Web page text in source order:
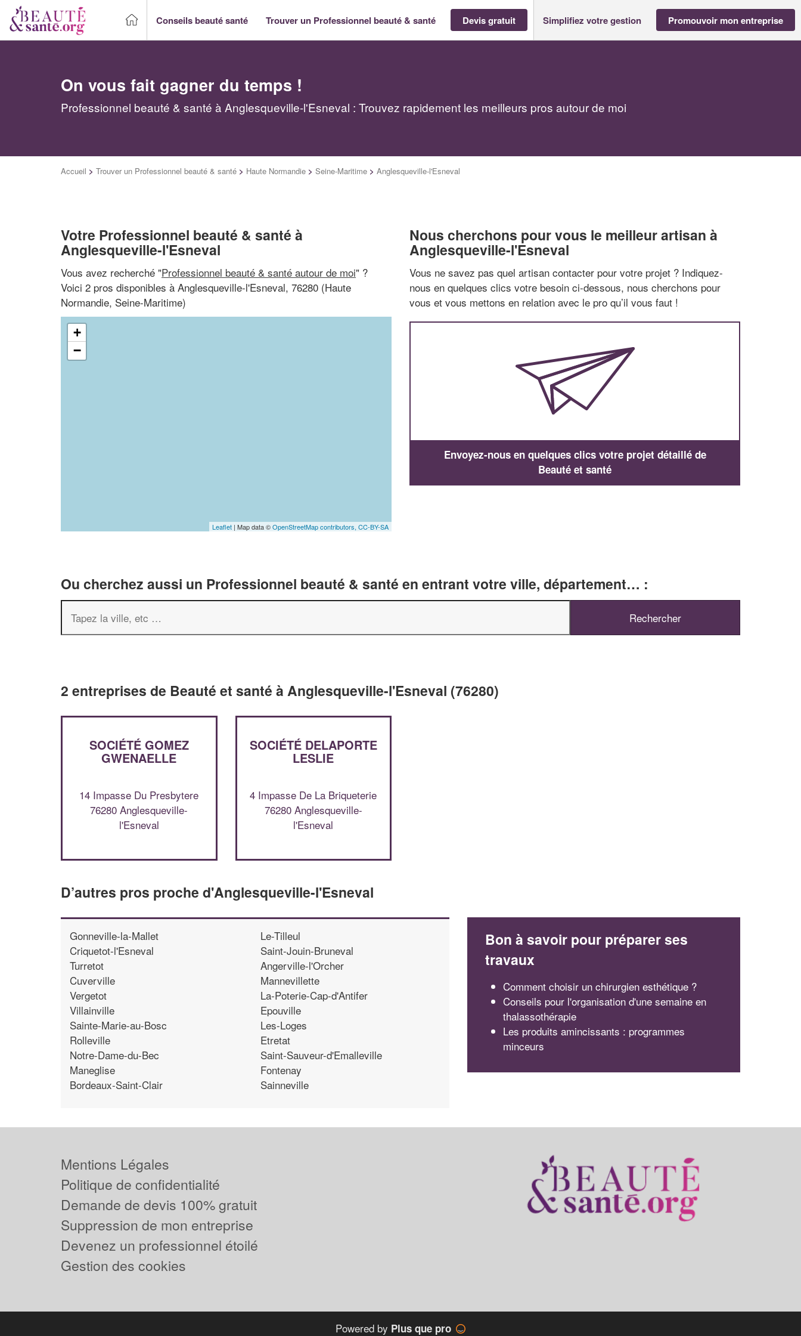
Conseils beauté santé Trouver un Professionnel beauté & santé Devis gratuit Simplifiez votre gestion Promouvoir mon entreprise
On vous fait gagner du temps !
Professionnel beauté & santé à Anglesqueville-l'Esneval : Trouvez rapidement les meilleurs pros autour de moi
Accueil > Trouver un Professionnel beauté & santé > Haute Normandie > Seine-Maritime > Anglesqueville-l'Esneval
Votre Professionnel beauté & santé à
Anglesqueville-l'Esneval
Vous avez recherché "Professionnel beauté & santé autour de moi" ?
Voici 2 pros disponibles à Anglesqueville-l'Esneval, 76280 (Haute
Normandie, Seine-Maritime)
+
−
Leaflet | Map data ©OpenStreetMap contributors, CC-BY-SA
Nous cherchons pour vous le meilleur artisan à
Anglesqueville-l'Esneval
Vous ne savez pas quel artisan contacter pour votre projet ? Indiquez-
nous en quelques clics votre besoin ci-dessous, nous cherchons pour
vous et vous mettons en relation avec le pro qu’il vous faut !
Envoyez-nous en quelques clics votre projet détaillé de
Beauté et santé
Ou cherchez aussi un Professionnel beauté & santé en entrant votre ville, département… :
2 entreprises de Beauté et santé à Anglesqueville-l'Esneval (76280)
SOCIÉTÉ GOMEZ
GWENAELLE
14 Impasse Du Presbytere
76280 Anglesqueville-
l'Esneval
SOCIÉTÉ DELAPORTE
LESLIE
4 Impasse De La Briqueterie
76280 Anglesqueville-
l'Esneval
D’autres pros proche d'Anglesqueville-l'Esneval
Gonneville-la-Mallet
Criquetot-l'Esneval
Turretot
Cuverville
Vergetot
Villainville
Sainte-Marie-au-Bosc
Rolleville
Notre-Dame-du-Bec
Maneglise
Bordeaux-Saint-Clair
Le-Tilleul
Saint-Jouin-Bruneval
Angerville-l'Orcher
Mannevillette
La-Poterie-Cap-d'Antifer
Epouville
Les-Loges
Etretat
Saint-Sauveur-d'Emalleville
Fontenay
Sainneville
Bon à savoir pour préparer ses
travaux
Comment choisir un chirurgien esthétique ?
Conseils pour l'organisation d'une semaine en
thalassothérapie
Les produits amincissants : programmes
minceurs
Vous êtes un
professionnel ?
Mentions Légales
Politique de confidentialité
Demande de devis 100% gratuit
Suppression de mon entreprise
Devenez un professionnel étoilé
Gestion des cookies
Powered by Plus que pro